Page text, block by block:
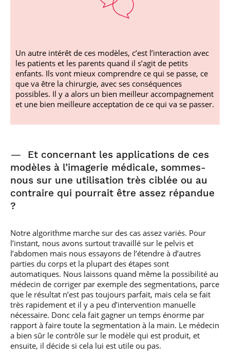
Un autre intérêt de ces modèles, c’est l’interaction avec
les patients et les parents quand il s’agit de petits
enfants. Ils vont mieux comprendre ce qui se passe, ce
que va être la chirurgie, avec ses conséquences
possibles. Il y a alors un bien meilleur accompagnement
et une bien meilleure acceptation de ce qui va se passer.
—
Et concernant les applications de ces
modèles à l’imagerie médicale, sommes-
nous sur une utilisation très ciblée ou au
contraire qui pourrait être assez répandue
?
Notre algorithme marche sur des cas assez variés. Pour
l’instant, nous avons surtout travaillé sur le pelvis et
l’abdomen mais nous essayons de l’étendre à d’autres
parties du corps et la plupart des étapes sont
automatiques. Nous laissons quand même la possibilité au
médecin de corriger par exemple des segmentations, parce
que le résultat n’est pas toujours parfait, mais cela se fait
très rapidement et il y a peu d’intervention manuelle
nécessaire. Donc cela fait gagner un temps énorme par
rapport à faire toute la segmentation à la main. Le médecin
a bien sûr le contrôle sur le modèle qui est produit, et
ensuite, il décide si cela lui est utile ou pas.